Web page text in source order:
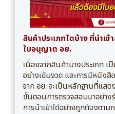
สินค้าประเภทใดบ้าง ที่นำเ
ใบอนุญาต อย.
เนื่องจากสินค้าบางประเภท
อย่างเข้มงวด และการมีหนัง
จาก อย. จะเป็นหลักฐานที่แส
ขั้นตอนการตรวจสอบมาอย่าง
การนำเข้าได้อย่างถูกต้องตา